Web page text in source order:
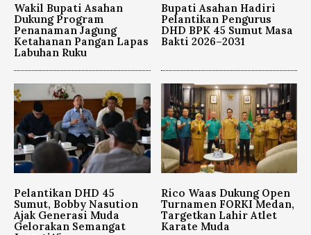
Wakil Bupati Asahan
Dukung Program
Penanaman Jagung
Ketahanan Pangan Lapas
Labuhan Ruku
Bupati Asahan Hadiri
Pelantikan Pengurus
DHD BPK 45 Sumut Masa
Bakti 2026–2031
Pelantikan DHD 45
Sumut, Bobby Nasution
Ajak Generasi Muda
Gelorakan Semangat
Rico Waas Dukung Open
Turnamen FORKI Medan,
Targetkan Lahir Atlet
Karate Muda